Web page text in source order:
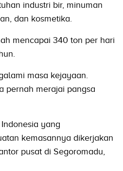
industri bir, minuman
dan kosmetika.
mencapai 340 ton per hari
masa kejayaan.
pernah merajai pangsa
yang
kemasannya dikerjakan
pusat di Segoromadu,